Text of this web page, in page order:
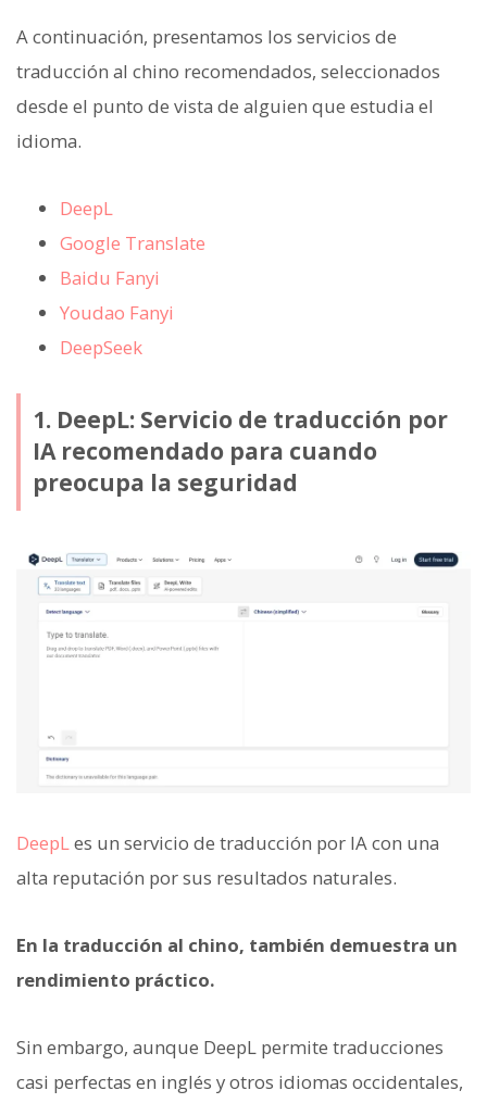
A continuación, presentamos los servicios de
traducción al chino recomendados, seleccionados
desde el punto de vista de alguien que estudia el
idioma.
DeepL
Google Translate
Baidu Fanyi
Youdao Fanyi
DeepSeek
1. DeepL: Servicio de traducción por
IA recomendado para cuando
preocupa la seguridad
DeepLes un servicio de traducción por IA con una
alta reputación por sus resultados naturales.
En la traducción al chino, también demuestra un
rendimiento práctico.
Sin embargo, aunque DeepL permite traducciones
casi perfectas en inglés y otros idiomas occidentales,